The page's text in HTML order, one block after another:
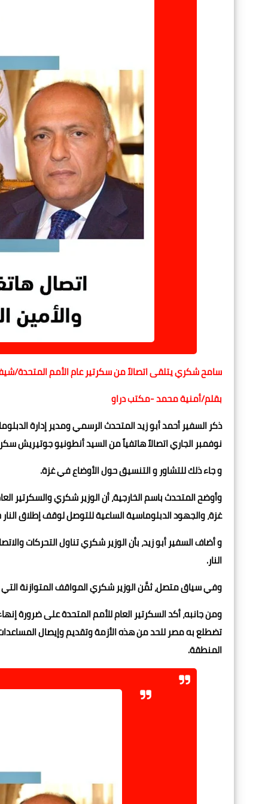
سامح شكري يتلقى اتصالاً من سكرتير عام الأمم المتحدة/
بقلم/أمنية محمد -مكتب دراو
نوفمبر الجاري اتصالاً هاتفياً من السيد أنطونيو جوتيريش
و جاء ذلك للتشاور و التنسيق حول الأوضاع في غزة.
وأوضح المتحدث باسم الخارجية، أن الوزير شكري والسكرتير
غزة، والجهود الدبلوماسية الساعية للتوصل لوقف إطلاق
و أضاف السفير أبو زيد، بأن الوزير شكري تناول التحركات
النار.
وفي سياق متصل، ثمَّن الوزير شكري المواقف المتوازنة التي
ومن جانبه، أكد السكرتير العام للأمم المتحدة على ضرورة
تضطلع به مصر للحد من هذه الأزمة وتقديم وإيصال
المنطقة.